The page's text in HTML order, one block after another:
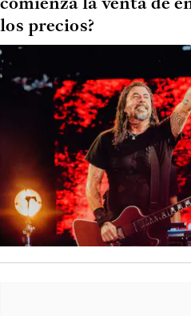
comienza la venta de
los precios?